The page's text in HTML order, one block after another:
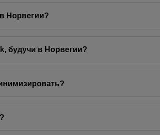
Норвегии?
будучи в Норвегии?